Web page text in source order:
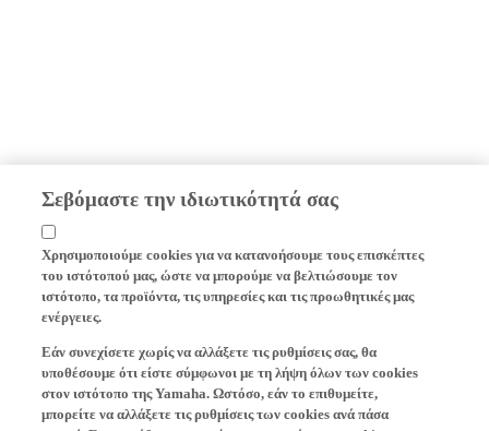
Σεβόμαστε την ιδιωτικότητά σας
Χρησιμοποιούμε cookies για να κατανοήσουμε τους επισκέπτες
του ιστότοπού μας, ώστε να μπορούμε να βελτιώσουμε τον
ιστότοπο, τα προϊόντα, τις υπηρεσίες και τις προωθητικές μας
ενέργειες.
υποθέσουμε ότι είστε σύμφωνοι με τη λήψη όλων των cookies
στον ιστότοπο της Yamaha. Ωστόσο, εάν το επιθυμείτε,
μπορείτε να αλλάξετε τις ρυθμίσεις των cookies ανά πάσα
στιγμή. Για να μάθετε περισσότερα σχετικά με τα cookies που